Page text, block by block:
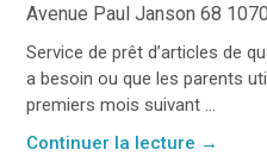
Avenue Paul Janson 68
Service de prêt d’articles de
a besoin ou que les parents
premiers mois suivant ...
Continuer la lecture →